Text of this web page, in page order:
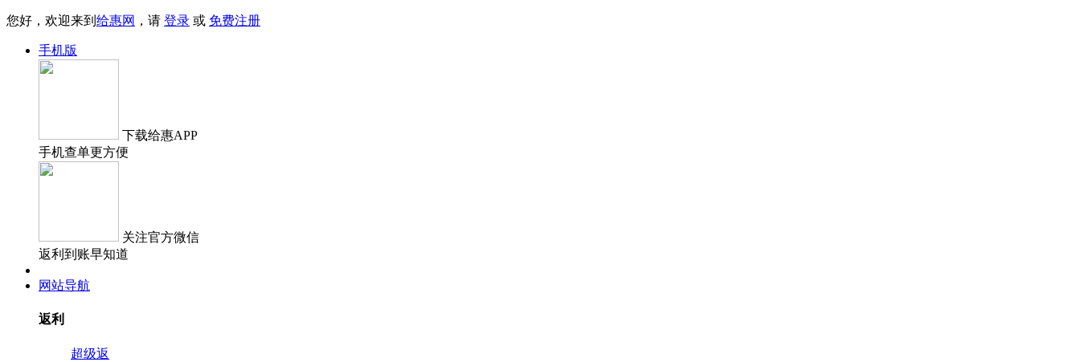
您好，欢迎来到 给惠网 ，请 登录 或 免费注册
手机版
下载给惠APP
手机查单更方便
关注官方微信
返利到账早知道
网站导航
返利
超级返